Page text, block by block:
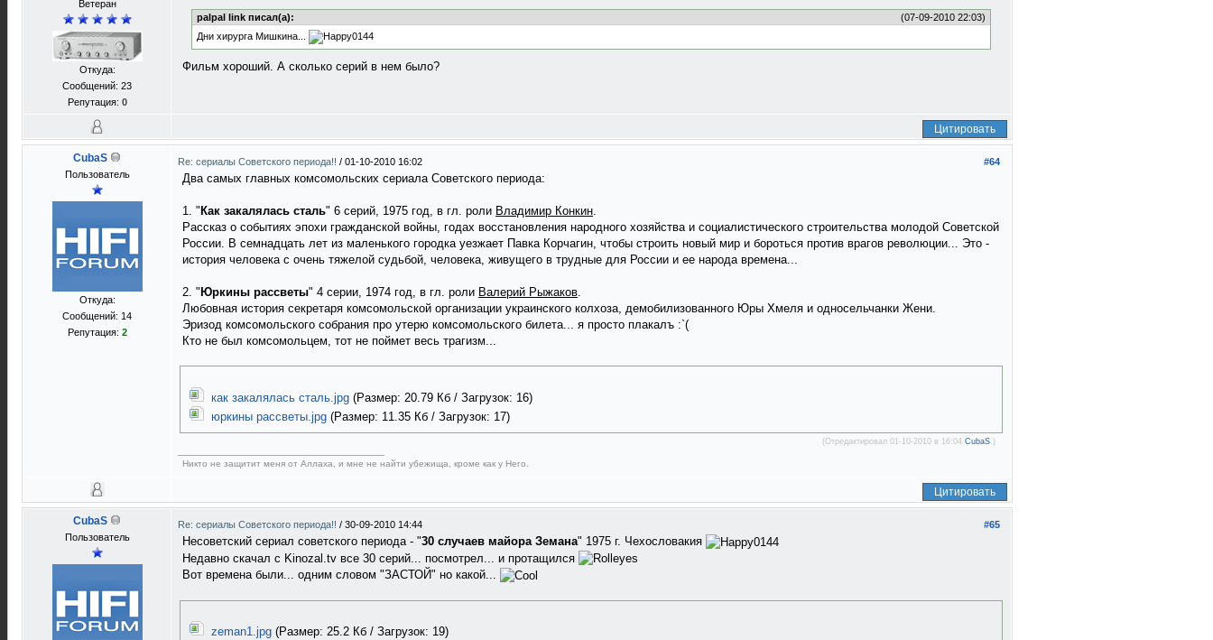
Ветеран
Откуда:
Сообщений: 23
Репутация: 0
(07-09-2010 22:03)
palpal link писал(а):
Дни хирурга Мишкина...
Фильм хороший. А сколько серий в нем было?
Цитировать
CubaS
Пользователь
Откуда:
Сообщений: 14
Репутация: 2
#64
Re: сериалы Советского периода!! / 01-10-2010 16:02
Два самых главных комсомольских сериала Советского периода:
1. " Как закалялась сталь" 6 серий, 1975 год, в гл. роли Владимир Конкин.
Рассказ о событиях эпохи гражданской войны, годах восстановления народного хозяйства и социалистического строительства молодой Советской
России. В семнадцать лет из маленького городка уезжает Павка Корчагин, чтобы строить новый мир и бороться против врагов революции... Это -
история человека с очень тяжелой судьбой, человека, живущего в трудные для России и ее народа времена...
2. " Юркины рассветы" 4 серии, 1974 год, в гл. роли Валерий Рыжаков.
Любовная история секретаря комсомольской организации украинского колхоза, демобилизованного Юры Хмеля и односельчанки Жени.
Эризод комсомольского собрания про утерю комсомольского билета... я просто плакалъ :`(
Кто не был комсомольцем, тот не поймет весь трагизм...
как закалялась сталь.jpg(Размер: 20.79 Кб / Загрузок: 16)
юркины рассветы.jpg(Размер: 11.35 Кб / Загрузок: 17)
(Отредактировал 01-10-2010 в 16:04 CubaS .)
Никто не защитит меня от Аллаха, и мне не найти убежища, кроме как у Него.
Цитировать
CubaS
Пользователь
#65
Re: сериалы Советского периода!! / 30-09-2010 14:44
Несоветский сериал советского периода - "30 случаев майора Земана" 1975 г. Чехословакия
Недавно скачал с Kinozal.tv все 30 серий... посмотрел... и протащился
Вот времена были... одним словом "ЗАСТОЙ" но какой...
zeman1.jpg(Размер: 25.2 Кб / Загрузок: 19)